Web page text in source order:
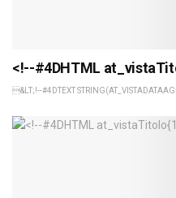
<!--#4DHTML
&LT;!--#4DTEXT